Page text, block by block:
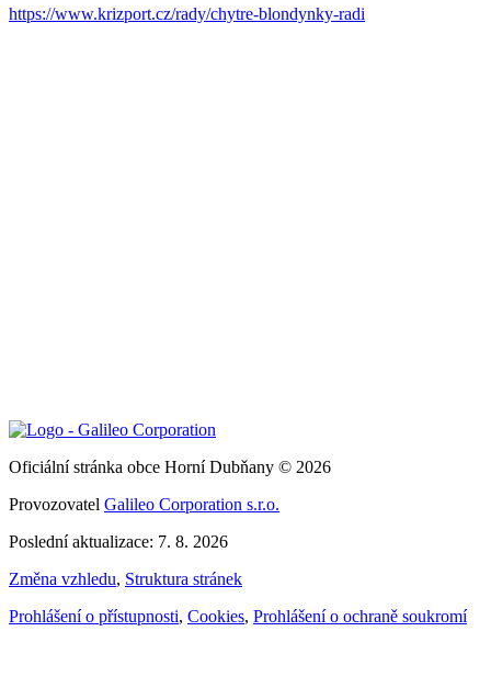
https://www.krizport.cz/rady/chytre-blondynky-radi
Oficiální stránka obce Horní Dubňany © 2026
Provozovatel Galileo Corporation s.r.o.
Poslední aktualizace: 7. 8. 2026
Změna vzhledu, Struktura stránek
Prohlášení o přístupnosti, Cookies, Prohlášení o ochraně soukromí